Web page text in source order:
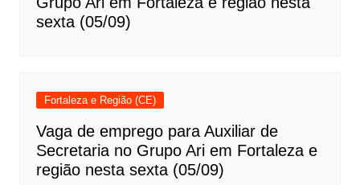
sexta (05/09)
Fortaleza e Região (CE)
Vaga de emprego para Auxiliar de
Secretaria no Grupo Ari em Fortaleza e
região nesta sexta (05/09)